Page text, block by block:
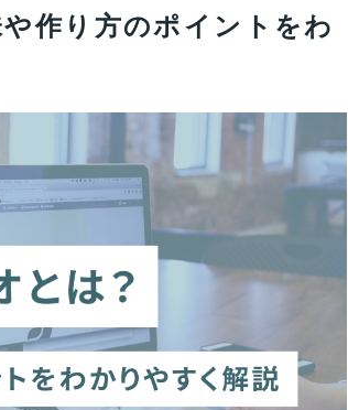
作り方のポイントをわ